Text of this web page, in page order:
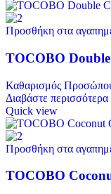
Προσθήκη στα
TOCOBO
Καθαρισμός
Διαβάστε περισσότερα
Quick view
Προσθήκη στα
TOCOBO